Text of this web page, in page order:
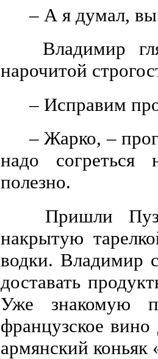
– А я думал,
Владимир
нарочитой
– Исправим
– Жарко, –
надо
полезно.
Пришли
накрытую
водки. Владимир
доставать
Уже знакомую
французское
армянский